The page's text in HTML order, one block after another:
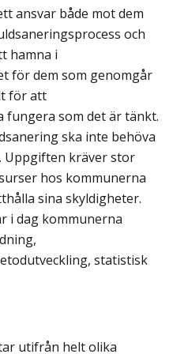
ansvar både mot dem
och
hamna i
för dem som genomgår
för att
fungera som det är tänkt.
ska inte behöva
Uppgiften kräver stor
hos kommunerna
sina skyldigheter.
i dag kommunerna
statistisk
utifrån helt olika